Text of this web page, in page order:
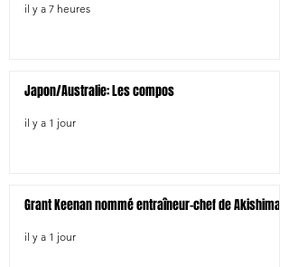
il y a 7 heures
Japon/Australie: Les compos
il y a 1 jour
Grant Keenan nommé entraîneur-chef de Akishima
il y a 1 jour